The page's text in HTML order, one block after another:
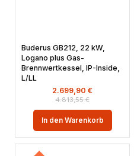
Buderus GB212, 22 kW,
Logano plus Gas-
Brennwertkessel, IP-Inside,
L/LL
4.813,55€
2.699,90 €
In den Warenkorb